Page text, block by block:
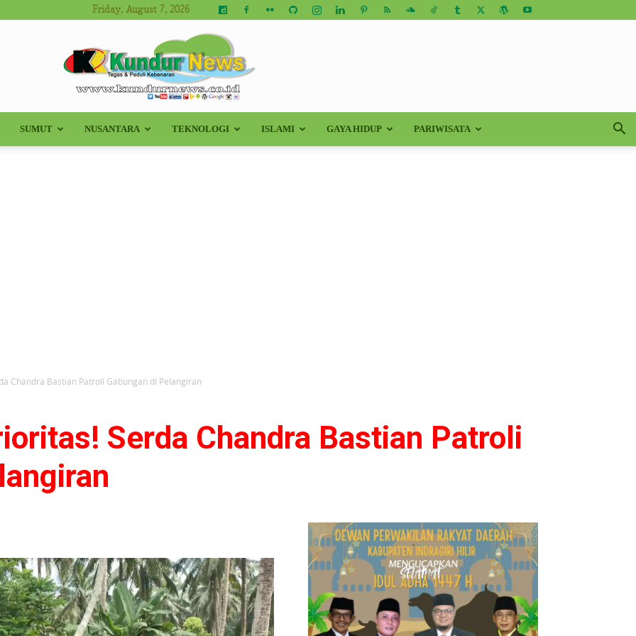
Friday, August 7, 2026
Kundur
SUMUT NUSANTARA TEKNOLOGI ISLAMI GAYA HIDUP PARIWISATA
Chandra Bastian Patroli Gabungan di Pelangiran
Serda Chandra Bastian Patroli